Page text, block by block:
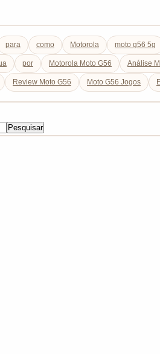
para como Motorola moto g56 5g
por Motorola Moto G56 Análise
Review Moto G56 Moto G56 Jogos
Pesquisar